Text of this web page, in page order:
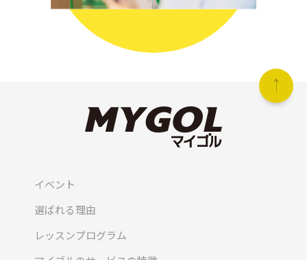
イベント
選ばれる理由
レッスンプログラム